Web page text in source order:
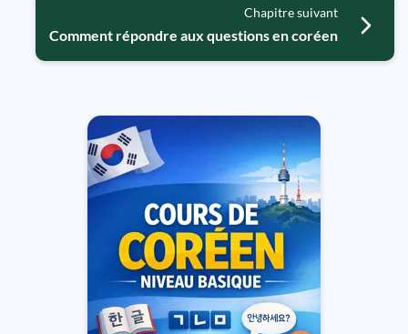
Chapitre suivant
Comment répondre aux questions en coréen